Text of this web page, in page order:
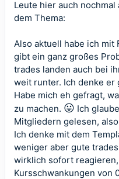
Leute hier auch
dem Thema:
Also aktuell habe ich mit
gibt ein ganz großes
trades landen auch bei
weit runter. Ich denke er
Habe mich eh gefragt,
zu machen. 😛 Ich
Mitgliedern gelesen,
Ich denke mit dem
weniger aber gute
wirklich sofort
Kursschwankungen von